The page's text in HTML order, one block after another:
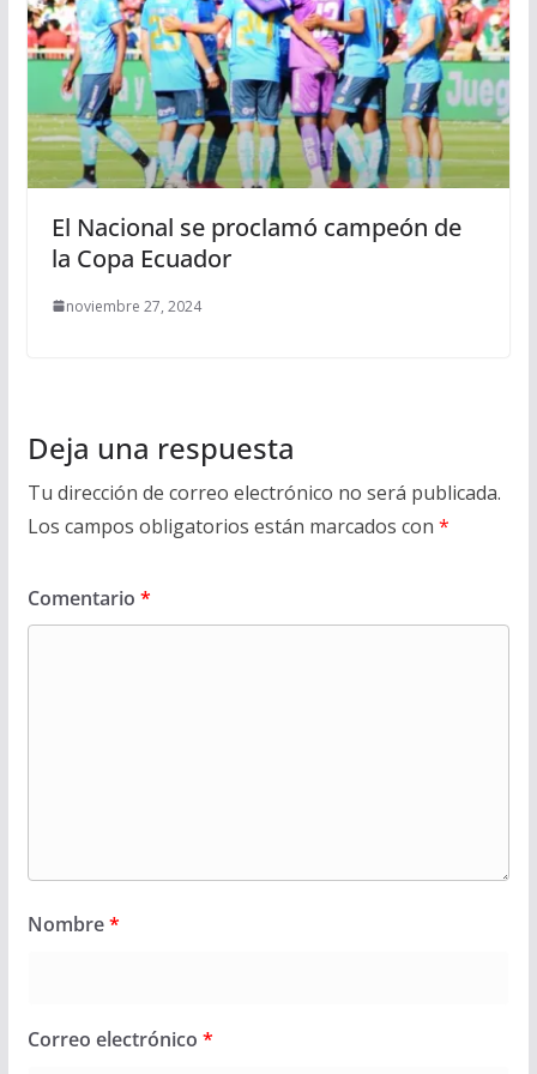
El Nacional se proclamó campeón de
la Copa Ecuador
noviembre 27, 2024
Deja una respuesta
Tu dirección de correo electrónico no será publicada.
Los campos obligatorios están marcados con *
Comentario *
Nombre*
Correo electrónico *